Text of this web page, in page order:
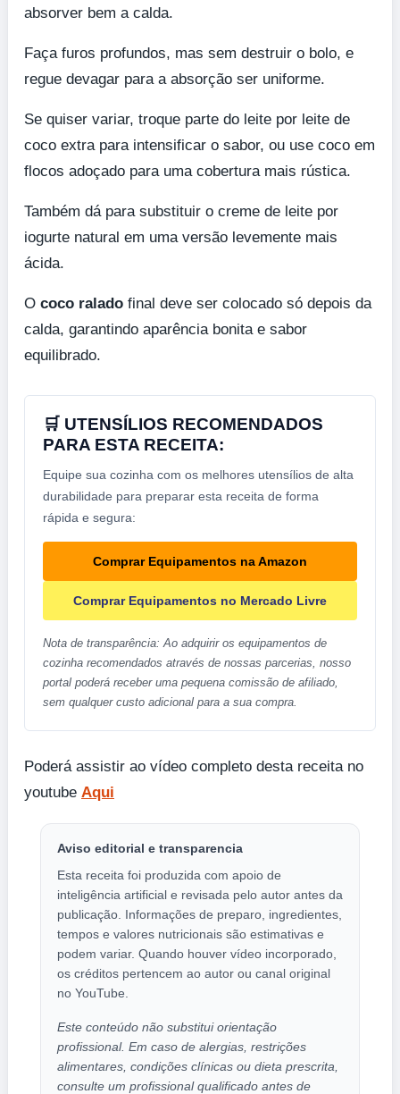
absorver bem a calda.
Faça furos profundos, mas sem destruir o bolo, e
regue devagar para a absorção ser uniforme.
Se quiser variar, troque parte do leite por leite de
coco extra para intensificar o sabor, ou use coco em
flocos adoçado para uma cobertura mais rústica.
Também dá para substituir o creme de leite por
iogurte natural em uma versão levemente mais
ácida.
O coco ralado final deve ser colocado só depois da
calda, garantindo aparência bonita e sabor
equilibrado.
🛒 UTENSÍLIOS RECOMENDADOS
PARA ESTA RECEITA:
Equipe sua cozinha com os melhores utensílios de alta
durabilidade para preparar esta receita de forma
rápida e segura:
Comprar Equipamentos na Amazon
Comprar Equipamentos no Mercado Livre
Nota de transparência: Ao adquirir os equipamentos de
cozinha recomendados através de nossas parcerias, nosso
portal poderá receber uma pequena comissão de afiliado,
sem qualquer custo adicional para a sua compra.
Poderá assistir ao vídeo completo desta receita no
youtube Aqui
Aviso editorial e transparencia
Esta receita foi produzida com apoio de
inteligência artificial e revisada pelo autor antes da
publicação. Informações de preparo, ingredientes,
tempos e valores nutricionais são estimativas e
podem variar. Quando houver vídeo incorporado,
os créditos pertencem ao autor ou canal original
no YouTube.
Este conteúdo não substitui orientação
profissional. Em caso de alergias, restrições
alimentares, condições clínicas ou dieta prescrita,
consulte um profissional qualificado antes de